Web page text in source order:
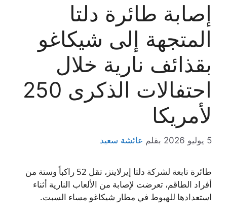
إصابة طائرة دلتا
المتجهة إلى شيكاغو
بقذائف نارية خلال
احتفالات الذكرى 250
لأمريكا
5 يوليو 2026 بقلم عائشة سعيد
طائرة تابعة لشركة دلتا إيرلاينز، تقل 52 راكباً وستة من
أفراد الطاقم، تعرضت لإصابة من الألعاب النارية أثناء
استعدادها للهبوط في مطار شيكاغو مساء السبت.